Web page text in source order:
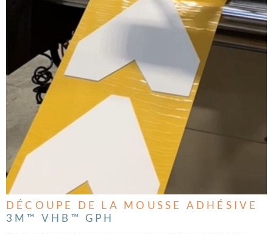
DÉCOUPE DE LA MOUSSE ADHÉSIVE
3M™ VHB™ GPH